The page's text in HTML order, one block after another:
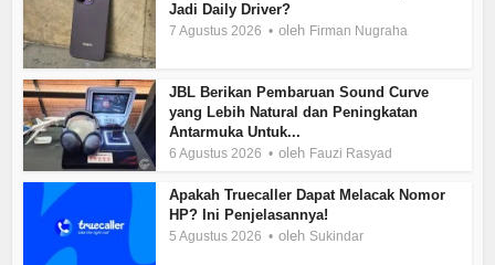
Jadi Daily Driver?
7 Agustus 2026 oleh Firman Nugraha
JBL Berikan Pembaruan Sound Curve
yang Lebih Natural dan Peningkatan
Antarmuka Untuk...
6 Agustus 2026 oleh Fauzi Rasyad
Apakah Truecaller Dapat Melacak Nomor
HP? Ini Penjelasannya!
5 Agustus 2026 oleh Sukindar